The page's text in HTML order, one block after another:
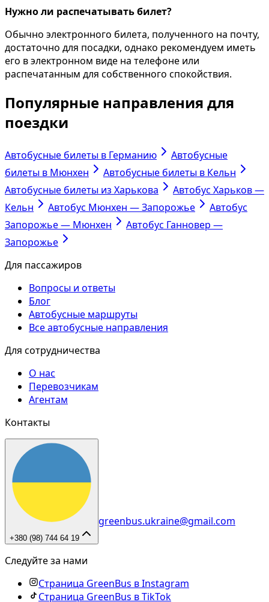
Нужно ли распечатывать билет?
Обычно электронного билета, полученного на почту,
достаточно для посадки, однако рекомендуем иметь
его в электронном виде на телефоне или
распечатанным для собственного спокойствия.
Популярные направления для
поездки
Автобусные билеты в Германию
Автобусные
билеты в Мюнхен
Автобусные билеты в Кельн
Автобусные билеты из Харькова
Автобус Харьков —
Кельн
Автобус Мюнхен — Запорожье
Автобус
Запорожье — Мюнхен
Автобус Ганновер —
Запорожье
Для пассажиров
Вопросы и ответы
Блог
Автобусные маршруты
Все автобусные направления
Для сотрудничества
О нас
Перевозчикам
Агентам
Контакты
+380 (98) 744 64 19
greenbus.ukraine@gmail.com
Следуйте за нами
Страница GreenBus в Instagram
Страница GreenBus в TikTok